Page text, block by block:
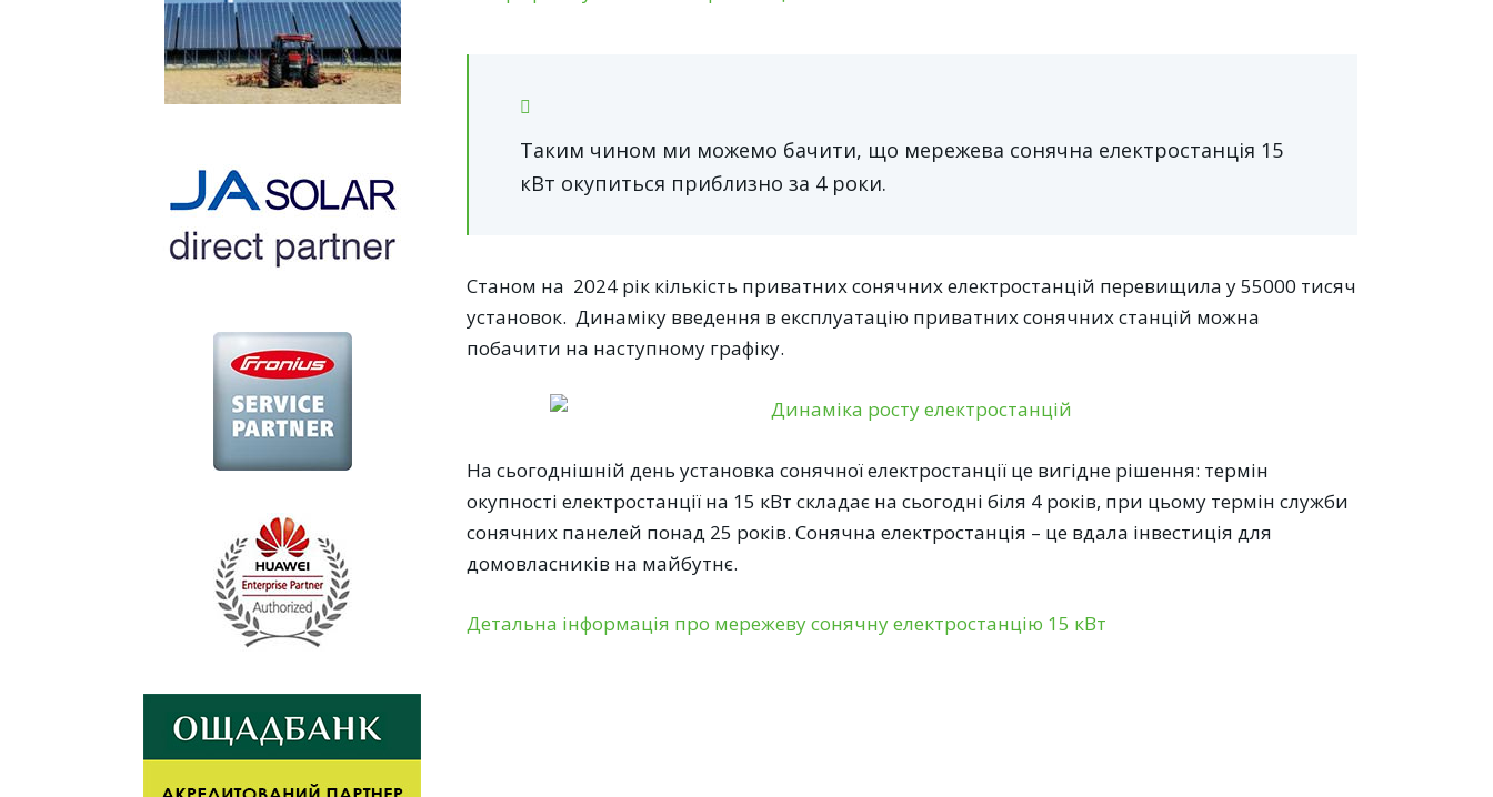
Таким чином ми можемо бачити, що мережева сонячна електростанція 15
кВт окупиться приблизно за 4 роки.
Станом на 2024 рік кількість приватних сонячних електростанцій перевищила у 55000 тисяч
установок. Динаміку введення в експлуатацію приватних сонячних станцій можна
побачити на наступному графіку.
На сьогоднішній день установка сонячної електростанції це вигідне рішення: термін
окупності електростанції на 15 кВт складає на сьогодні біля 4 років, при цьому термін служби
сонячних панелей понад 25 років. Сонячна електростанція – це вдала інвестиція для
домовласників на майбутнє.
Детальна інформація про мережеву сонячну електростанцію 15 кВт